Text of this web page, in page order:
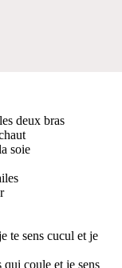
deux bras
soie
te sens cucul et je
qui coule et je sens